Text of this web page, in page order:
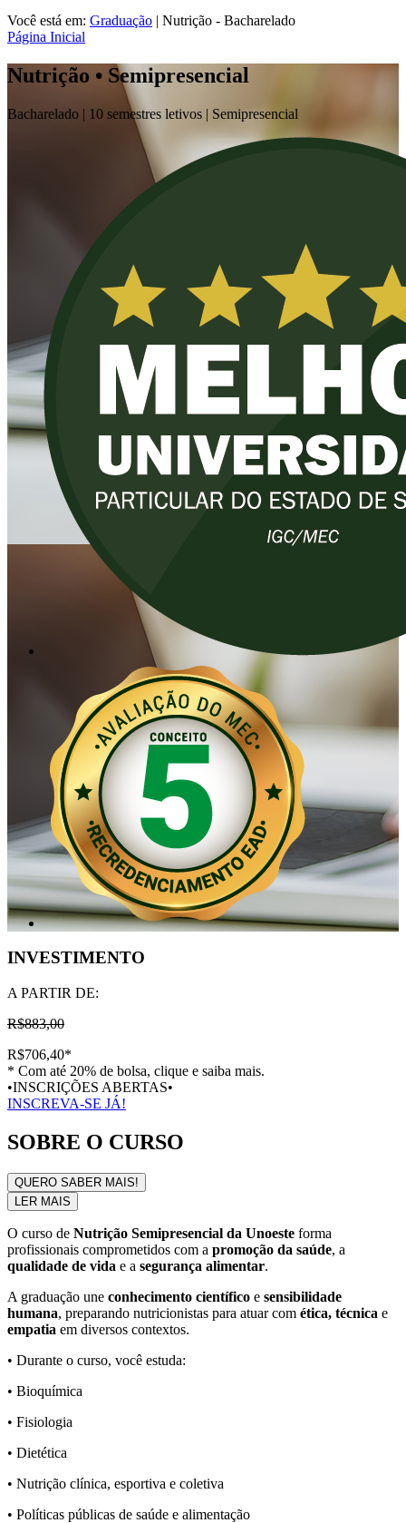
Você está em: Graduação | Nutrição - Bacharelado
Página Inicial
Nutrição • Semipresencial
Bacharelado | 10 semestres letivos | Semipresencial
INVESTIMENTO
A PARTIR DE:
R$883,00
R$706,40*
* Com até 20% de bolsa, clique e saiba mais.
•INSCRIÇÕES ABERTAS•
INSCREVA-SE JÁ!
SOBRE O CURSO
QUERO SABER MAIS!
LER MAIS
O curso de Nutrição Semipresencial da Unoeste forma
profissionais comprometidos com a promoção da saúde, a
qualidade de vida e a segurança alimentar.
A graduação une conhecimento científico e sensibilidade
humana, preparando nutricionistas para atuar com ética, técnica e
empatia em diversos contextos.
• Durante o curso, você estuda:
• Bioquímica
• Fisiologia
• Dietética
• Nutrição clínica, esportiva e coletiva
• Políticas públicas de saúde e alimentação